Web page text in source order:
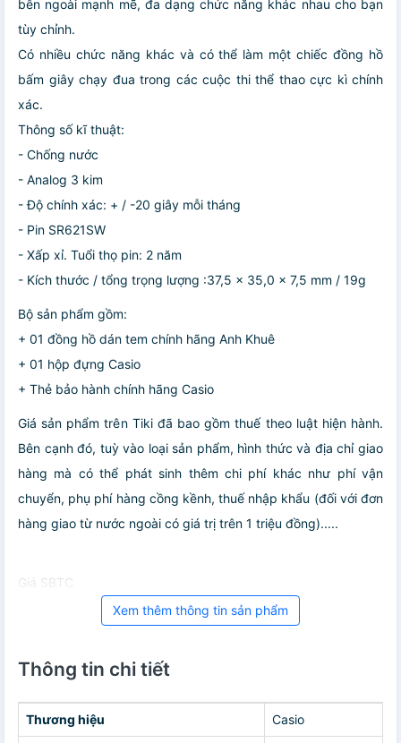
bên ngoài mạnh mẽ, đa dạng chức năng khác nhau cho bạn
tùy chỉnh.
Có nhiều chức năng khác và có thể làm một chiếc đồng hồ
bấm giây chạy đua trong các cuộc thi thể thao cực kì chính
xác.
Thông số kĩ thuật:
- Chống nước
- Analog 3 kim
- Độ chính xác: + / -20 giây mỗi tháng
- Pin SR621SW
- Xấp xỉ. Tuổi thọ pin: 2 năm
- Kích thước / tổng trọng lượng :37,5 x 35,0 x 7,5 mm / 19g
Bộ sản phẩm gồm:
+ 01 đồng hồ dán tem chính hãng Anh Khuê
+ 01 hộp đựng Casio
+ Thẻ bảo hành chính hãng Casio
Giá sản phẩm trên Tiki đã bao gồm thuế theo luật hiện hành.
Bên cạnh đó, tuỳ vào loại sản phẩm, hình thức và địa chỉ giao
hàng mà có thể phát sinh thêm chi phí khác như phí vận
chuyển, phụ phí hàng cồng kềnh, thuế nhập khẩu (đối với đơn
hàng giao từ nước ngoài có giá trị trên 1 triệu đồng).....
Giá SBTC
Xem thêm thông tin sản phẩm
Thông tin chi tiết
Thương hiệu Casio